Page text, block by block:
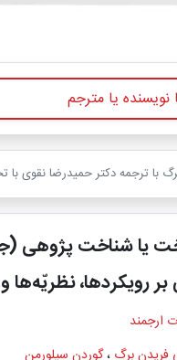
ترجمه دکتر حمیدرضا نقوی با
یا شناخت پژوهی
رویکردها،
ارجمند
برگ ،گوردن سیلورمن